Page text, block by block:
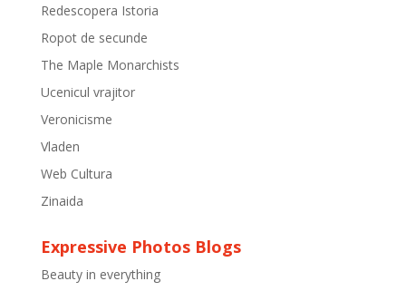
Redescopera Istoria
Ropot de secunde
The Maple Monarchists
Ucenicul vrajitor
Veronicisme
Vladen
Web Cultura
Zinaida
Expressive Photos Blogs
Beauty in everything